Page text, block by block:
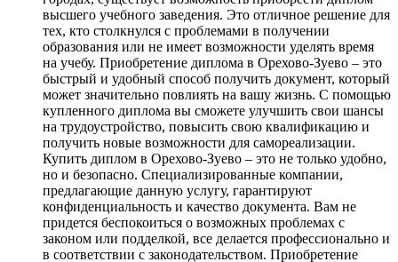
высшего учебного заведения. Это отличное решение для
тех, кто столкнулся с проблемами в получении
образования или не имеет возможности уделять время
на учебу. Приобретение диплома в Орехово-Зуево – это
быстрый и удобный способ получить документ, который
может значительно повлиять на вашу жизнь. С помощью
купленного диплома вы сможете улучшить свои шансы
на трудоустройство, повысить свою квалификацию и
получить новые возможности для самореализации.
Купить диплом в Орехово-Зуево – это не только удобно,
но и безопасно. Специализированные компании,
предлагающие данную услугу, гарантируют
конфиденциальность и качество документа. Вам не
придется беспокоиться о возможных проблемах с
законом или подделкой, все делается профессионально и
в соответствии с законодательством. Приобретение